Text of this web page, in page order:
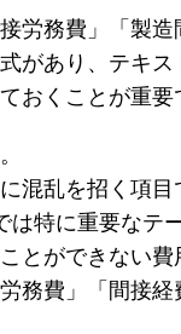
労務費」「製
があり、テキ
おくことが重要
混乱を招く項
特に重要なテ
とができない費
務費」「間接